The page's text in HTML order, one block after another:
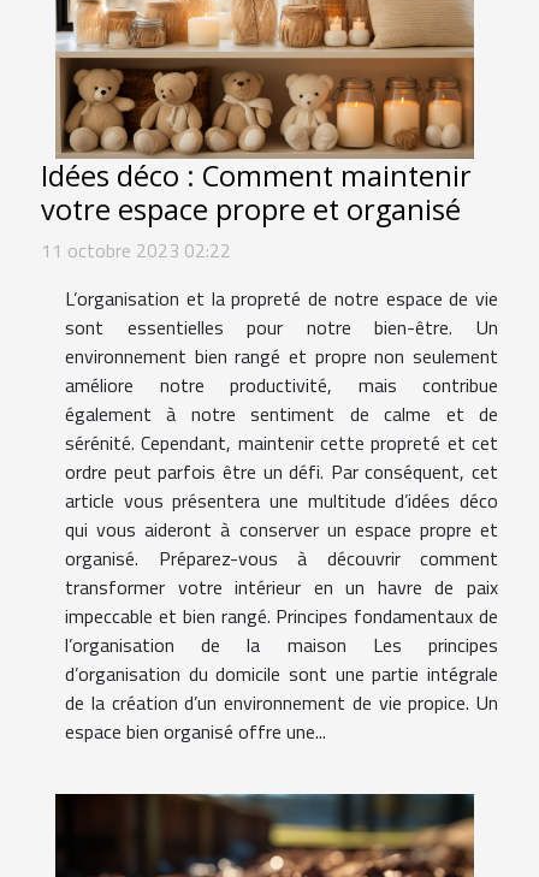
Idées déco : Comment maintenir
votre espace propre et organisé
11 octobre 2023 02:22
L’organisation et la propreté de notre espace de vie
sont essentielles pour notre bien-être. Un
environnement bien rangé et propre non seulement
améliore notre productivité, mais contribue
également à notre sentiment de calme et de
sérénité. Cependant, maintenir cette propreté et cet
ordre peut parfois être un défi. Par conséquent, cet
article vous présentera une multitude d’idées déco
qui vous aideront à conserver un espace propre et
organisé. Préparez-vous à découvrir comment
transformer votre intérieur en un havre de paix
impeccable et bien rangé. Principes fondamentaux de
l’organisation de la maison Les principes
d’organisation du domicile sont une partie intégrale
de la création d’un environnement de vie propice. Un
espace bien organisé offre une...